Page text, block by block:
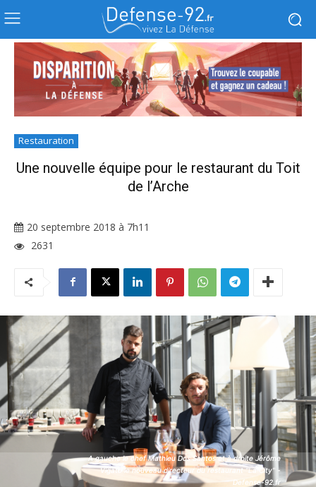
Restauration
Une nouvelle équipe pour le restaurant du Toit
de l’Arche
20 septembre 2018 à 7h11
2631
A gauche le chef Mathieu Dos Santos et à droite Jérôme
Vigato le nouveau directeur du restaurant "La City" -
Defense-92.fr
A gauche le chef Mathieu Dos Santos et à droite Jérôme
Vigato le nouveau directeur du restaurant "La City" -
Defense-92.fr